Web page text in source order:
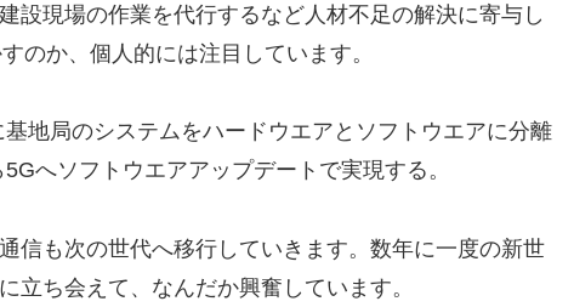
設現場の作業を代行するなど人材不足の解決に寄与し
のか、個人的には注目しています。
地局のシステムをハードウエアとソフトウエアに分離
へソフトウエアアップデートで実現する。
信も次の世代へ移行していきます。数年に一度の新世
立ち会えて、なんだか興奮しています。